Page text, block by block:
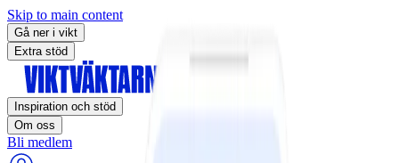
Skip to main content
Gå ner i vikt
Extra stöd
Inspiration och stöd
Om oss
Bli medlem